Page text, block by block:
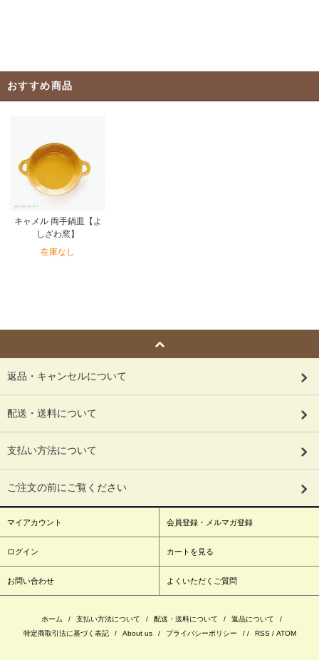
おすすめ商品
キャメル 両手鍋皿【よ
しざわ窯】
在庫なし
返品・キャンセルについて
配送・送料について
支払い方法について
ご注文の前にご覧ください
マイアカウント 会員登録・メルマガ登録
ログイン カートを見る
お問い合わせ よくいただくご質問
ホーム / 支払い方法について / 配送・送料について / 返品について
/
特定商取引法に基づく表記
/ About us / プライバシーポリシー / / RSS/ ATOM